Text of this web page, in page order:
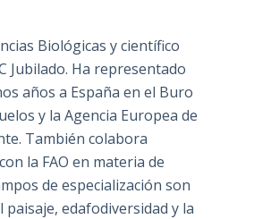
Biológicas y científico
Jubilado. Ha representado
años a España en el Buro
y la Agencia Europea de
También colabora
la FAO en materia de
de especialización son
paisaje, edafodiversidad y la